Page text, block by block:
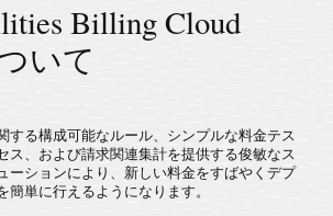
Billing Cloud
いて
する構成可能なルール、シンプルな料金テス
ス、および請求関連集計を提供する俊敏なス
ーションにより、新しい料金をすばやくデプ
簡単に行えるようになります。